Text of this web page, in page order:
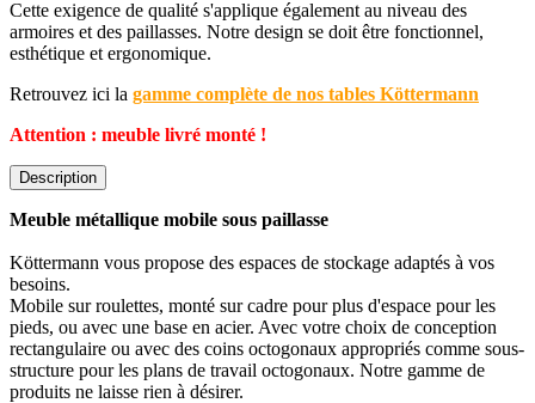
Cette exigence de qualité s'applique également au niveau des
armoires et des paillasses. Notre design se doit être fonctionnel,
esthétique et ergonomique.
Retrouvez ici la gamme complète de nos tables Köttermann
Attention : meuble livré monté !
Description
Meuble métallique mobile sous paillasse
Köttermann vous propose des espaces de stockage adaptés à vos
besoins.
Mobile sur roulettes, monté sur cadre pour plus d'espace pour les
pieds, ou avec une base en acier. Avec votre choix de conception
rectangulaire ou avec des coins octogonaux appropriés comme sous-
structure pour les plans de travail octogonaux. Notre gamme de
produits ne laisse rien à désirer.